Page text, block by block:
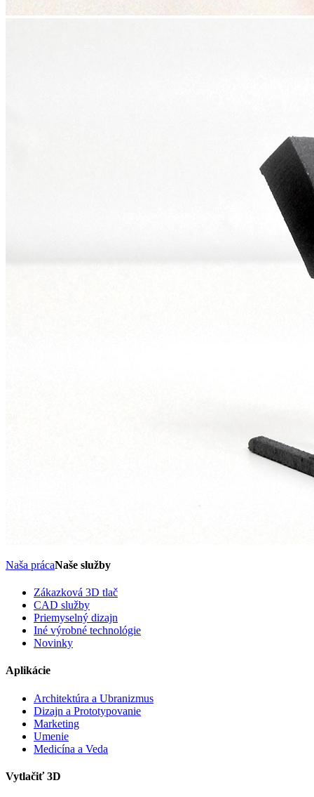
Naša prácaNaše služby
Zákazková 3D tlač
CAD služby
Priemyselný dizajn
Iné výrobné technológie
Novinky
Aplikácie
Architektúra a Ubranizmus
Dizajn a Prototypovanie
Marketing
Umenie
Medicína a Veda
Vytlačiť 3D